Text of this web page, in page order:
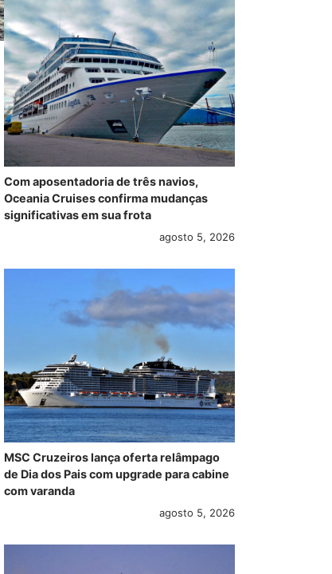
Com aposentadoria de três navios,
Oceania Cruises confirma mudanças
significativas em sua frota
agosto 5, 2026
MSC Cruzeiros lança oferta relâmpago
de Dia dos Pais com upgrade para cabine
com varanda
agosto 5, 2026